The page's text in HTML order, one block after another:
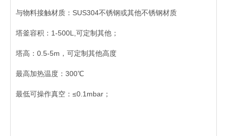
与物料接触材质：SUS304不锈钢或其他不锈钢材质
塔釜容积：1-500L,可定制其他；
塔高：0.5-5m，可定制其他高度
最高加热温度：300℃
最低可操作真空：≤0.1mbar；